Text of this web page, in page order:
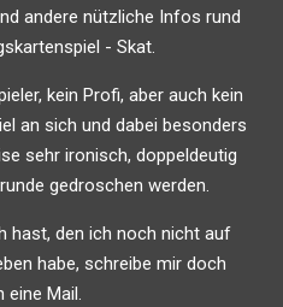
andere nützliche Infos rund
- Skat.
kein Profi, aber auch kein
an sich und dabei besonders
sehr ironisch, doppeldeutig
gedroschen werden.
hast, den ich noch nicht auf
habe, schreibe mir doch
eine Mail.